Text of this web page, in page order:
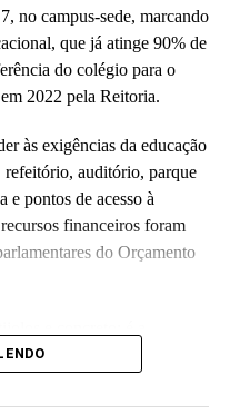
no campus-sede, marcando
que já atinge 90% de
do colégio para o
2022 pela Reitoria.
às exigências da educação
refeitório, auditório, parque
e pontos de acesso à
financeiros foram
do Orçamento
qualidade da educação
o antigo prédio do